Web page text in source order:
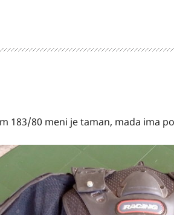
183/80 meni je taman, mada ima